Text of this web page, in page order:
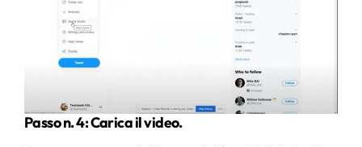
Passo n. 4: Carica il video.